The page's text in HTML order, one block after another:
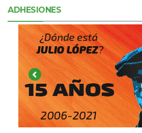
ADHESIONES